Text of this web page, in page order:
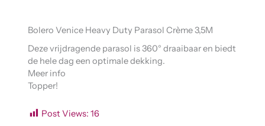
Bolero Venice Heavy Duty Parasol Crème 3,5M
Deze vrijdragende parasol is 360° draaibaar en biedt
de hele dag een optimale dekking.
Meer info
Topper!
Post Views: 16